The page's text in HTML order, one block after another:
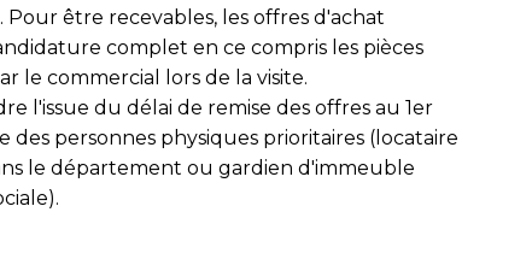
Pour être recevables, les offres d'achat
complet en ce compris les pièces
le commercial lors de la visite.
l'issue du délai de remise des offres au 1er
personnes physiques prioritaires (locataire
le département ou gardien d'immeuble